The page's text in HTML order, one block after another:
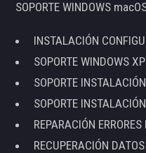
SOPORTE WINDOWS
INSTALACIÓN
SOPORTE WINDOWS
SOPORTE
SOPORTE
REPARACIÓN
RECUPERACIÓN